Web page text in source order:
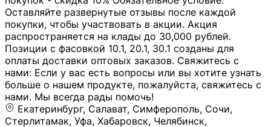
Оставляйте развернутые отзывы после каждой
покупки, чтобы участвовать в акции. Акция
распространяется на клады до 30,000 рублей.
Позиции с фасовкой 10.1, 20.1, 30.1 созданы для
оплаты доставки оптовых заказов. Свяжитесь с
нами: Если у вас есть вопросы или вы хотите узнать
больше о нашем продукте, пожалуйста, свяжитесь с
нами. Мы всегда рады помочь!
Екатеринбург, Салават, Симферополь, Сочи,
Стерлитамак, Уфа, Хабаровск, Челябинск,